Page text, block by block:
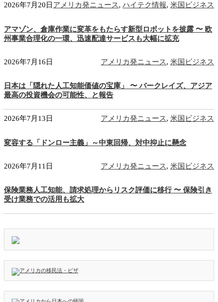
2026年7月20日 アメリカ発ニュース, ハイテク情報, 米国ビジネス
アマゾン、倉庫作業に変革をもたらす新型ロボットを披露 〜 欧
州事業合理化の一環、迅速配達サービスも大幅に拡充
2026年7月16日 アメリカ発ニュース, 米国ビジネス
日本は「隠れた人工知能価値の宝庫」 〜 バークレイズ、アジア
最高の投資機会の可能性、と報告
2026年7月13日 アメリカ発ニュース, 米国ビジネス
変容する「ドンロー主義」～中東回帰、対中抑止に懸念
2026年7月11日 アメリカ発ニュース, 米国ビジネス
保険業務人工知能、請求処理からリスク評価に移行 〜 保険引き
受け業務での活用も拡大